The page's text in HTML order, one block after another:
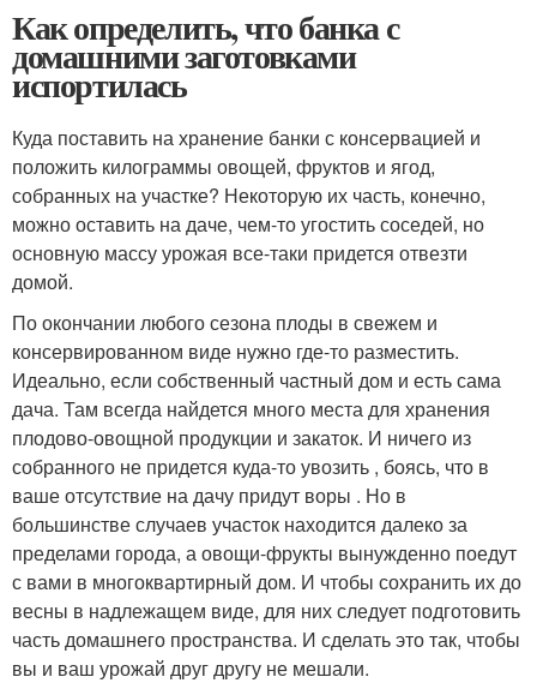
Как определить, что банка с
домашними заготовками
испортилась
Куда поставить на хранение банки с консервацией и
положить килограммы овощей, фруктов и ягод,
собранных на участке? Некоторую их часть, конечно,
можно оставить на даче, чем-то угостить соседей, но
основную массу урожая все-таки придется отвезти
домой.
По окончании любого сезона плоды в свежем и
консервированном виде нужно где-то разместить.
Идеально, если собственный частный дом и есть сама
дача. Там всегда найдется много места для хранения
плодово-овощной продукции и закаток. И ничего из
собранного не придется куда-то увозить , боясь, что в
ваше отсутствие на дачу придут воры . Но в
большинстве случаев участок находится далеко за
пределами города, а овощи-фрукты вынужденно поедут
с вами в многоквартирный дом. И чтобы сохранить их до
весны в надлежащем виде, для них следует подготовить
часть домашнего пространства. И сделать это так, чтобы
вы и ваш урожай друг другу не мешали.